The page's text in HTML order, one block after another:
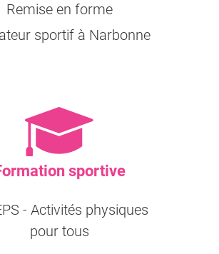
Remise en forme
sportif à Narbonne
sportive
- Activités physiques
pour tous